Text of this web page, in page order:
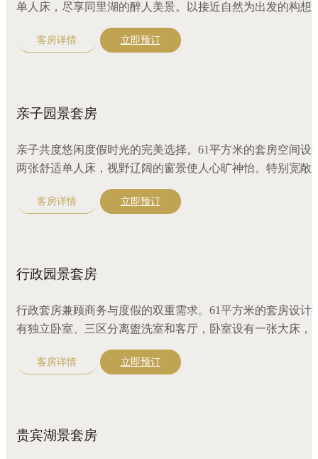
单人床，尽享同里湖的醉人美景。以接近自然为出发的构想
明亮柔和与原木色巧妙搭配，呈现一处自然温馨的亲子度假
所。客房详情 立即预订
亲子园景套房
亲子共度悠闲度假时光的完美选择。61平方米的套房空间设
两张舒适单人床，视野辽阔的窗景使人心旷神怡。特别宽敞
开放式空间，配备超大圆形沙发，三区分离盥洗室，咖啡机
更有全套奢华沐浴精品。
客房详情 立即预订
行政园景套房
行政套房兼顾商务与度假的双重需求。61平方米的套房设计
有独立卧室、三区分离盥洗室和客厅，卧室设有一张大床，
外享有绿意景致，令人心旷神怡。配有超大圆形沙发、咖啡
机，江南精选好茶，更有全套奢华沐浴精品。
客房详情 立即预订
贵宾湖景套房